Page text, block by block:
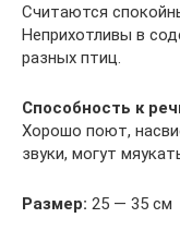
Считаются
Неприхотливы в
разных птиц.
Способность к
Хорошо поют,
звуки, могут
Размер: 25 — 35 см